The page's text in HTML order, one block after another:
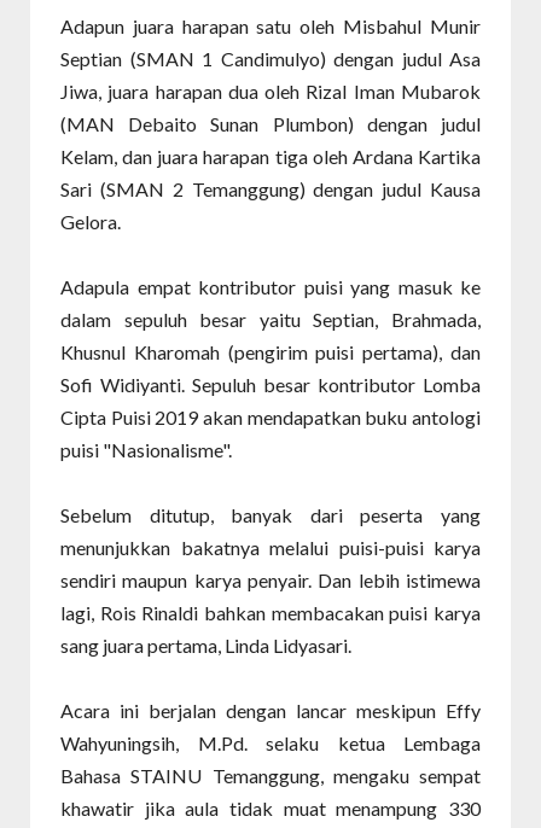
Adapun juara harapan satu oleh Misbahul Munir
Septian (SMAN 1 Candimulyo) dengan judul Asa
Jiwa, juara harapan dua oleh Rizal Iman Mubarok
(MAN Debaito Sunan Plumbon) dengan judul
Kelam, dan juara harapan tiga oleh Ardana Kartika
Sari (SMAN 2 Temanggung) dengan judul Kausa
Gelora.
Adapula empat kontributor puisi yang masuk ke
dalam sepuluh besar yaitu Septian, Brahmada,
Khusnul Kharomah (pengirim puisi pertama), dan
Sofi Widiyanti. Sepuluh besar kontributor Lomba
Cipta Puisi 2019 akan mendapatkan buku antologi
puisi "Nasionalisme".
Sebelum ditutup, banyak dari peserta yang
menunjukkan bakatnya melalui puisi-puisi karya
sendiri maupun karya penyair. Dan lebih istimewa
lagi, Rois Rinaldi bahkan membacakan puisi karya
sang juara pertama, Linda Lidyasari.
Acara ini berjalan dengan lancar meskipun Effy
Wahyuningsih, M.Pd. selaku ketua Lembaga
Bahasa STAINU Temanggung, mengaku sempat
khawatir jika aula tidak muat menampung 330